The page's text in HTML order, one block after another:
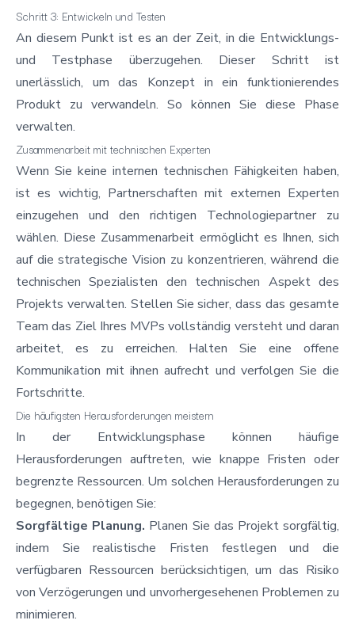
Schritt 3: Entwickeln und Testen
An diesem Punkt ist es an der Zeit, in die Entwicklungs-
und Testphase überzugehen. Dieser Schritt ist
unerlässlich, um das Konzept in ein funktionierendes
Produkt zu verwandeln. So können Sie diese Phase
verwalten.
Zusammenarbeit mit technischen Experten
Wenn Sie keine internen technischen Fähigkeiten haben,
ist es wichtig, Partnerschaften mit externen Experten
einzugehen und den richtigen Technologiepartner zu
wählen. Diese Zusammenarbeit ermöglicht es Ihnen, sich
auf die strategische Vision zu konzentrieren, während die
technischen Spezialisten den technischen Aspekt des
Projekts verwalten. Stellen Sie sicher, dass das gesamte
Team das Ziel Ihres MVPs vollständig versteht und daran
arbeitet, es zu erreichen. Halten Sie eine offene
Kommunikation mit ihnen aufrecht und verfolgen Sie die
Fortschritte.
Die häufigsten Herausforderungen meistern
In der Entwicklungsphase können häufige
Herausforderungen auftreten, wie knappe Fristen oder
begrenzte Ressourcen. Um solchen Herausforderungen zu
begegnen, benötigen Sie:
Sorgfältige Planung. Planen Sie das Projekt sorgfältig,
indem Sie realistische Fristen festlegen und die
verfügbaren Ressourcen berücksichtigen, um das Risiko
von Verzögerungen und unvorhergesehenen Problemen zu
minimieren.